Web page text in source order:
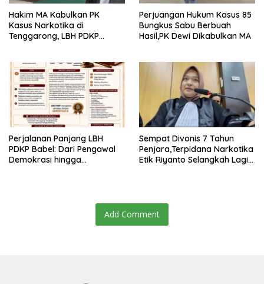
Hakim MA Kabulkan PK
Kasus Narkotika di
Tenggarong, LBH PDKP
Berkeadilan
Perjuangan Hukum Kasus 85
Bungkus Sabu Berbuah
Hasil,PK Dewi Dikabulkan MA
Perjalanan Panjang LBH
PDKP Babel: Dari Pengawal
Demokrasi hingga
Sempat Divonis 7 Tahun
Penjara,Terpidana Narkotika
Etik Riyanto Selangkah Lagi
Add Comment